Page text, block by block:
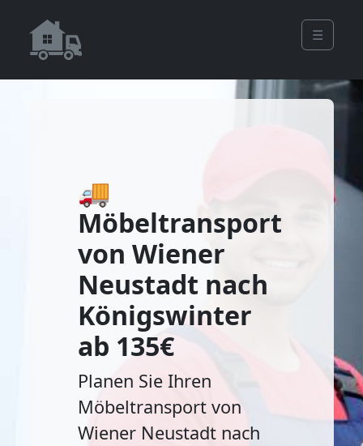
☰
🚚
Möbeltransport
von Wiener
Neustadt nach
Königswinter
ab 135€
Planen Sie Ihren
Möbeltransport von
Wiener Neustadt nach